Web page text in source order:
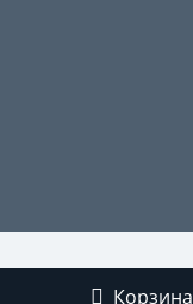
Корзина